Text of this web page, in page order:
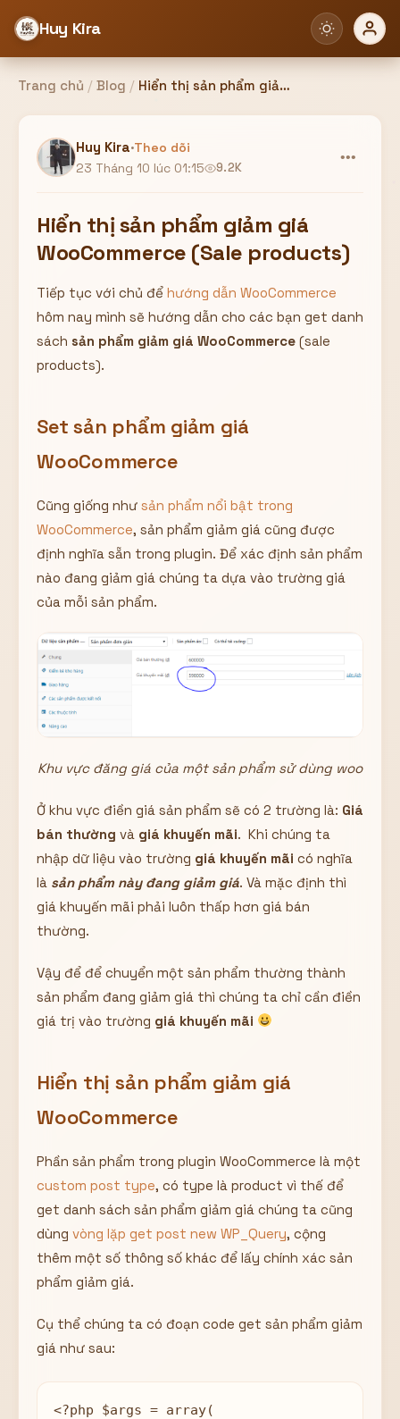
Huy Kira
ZALO ADMIN
0358949680
Đăng nhập
Hoặc
Email/Tên đăng nhập
Bạn không có tài khoản?Đăng ký
Trang chủ / Blog / Hiển thị sản phẩm giảm giá WooCommerce (Sale products)
Huy Kira·Theo dõi
23 Tháng 10 lúc 01:15
9.2K
•••
Hiển thị sản phẩm giảm giá
WooCommerce (Sale products)
Tiếp tục với chủ để hướng dẫn WooCommerce
hôm nay mình sẽ hướng dẫn cho các bạn get danh
sách sản phẩm giảm giá WooCommerce (sale
products).
Set sản phẩm giảm giá
WooCommerce
Cũng giống như sản phẩm nổi bật trong
WooCommerce, sản phẩm giảm giá cũng được
định nghĩa sẵn trong plugin. Để xác định sản phẩm
nào đang giảm giá chúng ta dựa vào trường giá
của mỗi sản phẩm.
Khu vực đăng giá của một sản phẩm sử dùng woo
Ở khu vực điền giá sản phẩm sẽ có 2 trường là: Giá
bán thường và giá khuyến mãi. Khi chúng ta
nhập dữ liệu vào trường giá khuyến mãi có nghĩa
là sản phẩm này đang giảm giá. Và mặc định thì
giá khuyến mãi phải luôn thấp hơn giá bán
thường.
Vậy để để chuyển một sản phẩm thường thành
sản phẩm đang giảm giá thì chúng ta chỉ cần điền
giá trị vào trường giá khuyến mãi
Hiển thị sản phẩm giảm giá
WooCommerce
Phần sản phẩm trong plugin WooCommerce là một
custom post type, có type là product vì thế để
get danh sách sản phẩm giảm giá chúng ta cũng
dùng vòng lặp get post new WP_Query, cộng
thêm một số thông số khác để lấy chính xác sản
phẩm giảm giá.
Cụ thể chúng ta có đoạn code get sản phẩm giảm
giá như sau:
<?php $args = array(